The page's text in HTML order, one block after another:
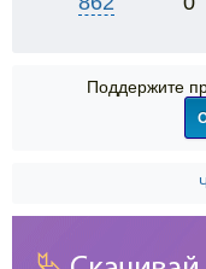
Поддержите